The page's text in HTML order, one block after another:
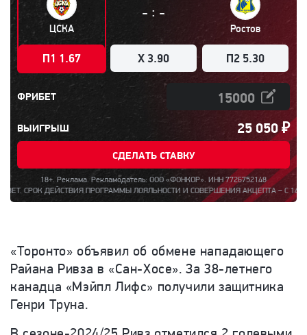
ЦСКА
П1 1.67
- : -
X 3.90
Ростов
П2 5.30
ФРИБЕТ
ВЫИГРЫШ 25 050₽
СДЕЛАТЬ СТАВКУ
18+. Реклама. Рекламодатель: ООО «ФОНКОР». ИНН 7726752148
ПРОГРАММЫ ЛОЯЛЬНОСТИ И СОВЕРШЕНИЯ АКЦЕПТА – С 14
«Торонто» объявил об обмене нападающего
Райана Ривза в «Сан-Хосе». За 38-летнего
канадца «Мэйпл Лифс» получили защитника
Генри Труна.